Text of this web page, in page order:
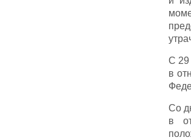
С 29
в
Со
в